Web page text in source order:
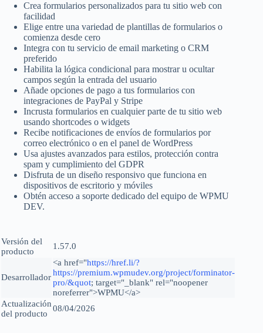
Crea formularios personalizados para tu sitio web con
facilidad
Elige entre una variedad de plantillas de formularios o
comienza desde cero
Integra con tu servicio de email marketing o CRM
preferido
Habilita la lógica condicional para mostrar u ocultar
campos según la entrada del usuario
Añade opciones de pago a tus formularios con
integraciones de PayPal y Stripe
Incrusta formularios en cualquier parte de tu sitio web
usando shortcodes o widgets
Recibe notificaciones de envíos de formularios por
correo electrónico o en el panel de WordPress
Usa ajustes avanzados para estilos, protección contra
spam y cumplimiento del GDPR
Disfruta de un diseño responsivo que funciona en
dispositivos de escritorio y móviles
Obtén acceso a soporte dedicado del equipo de WPMU
DEV.
Versión del
producto
1.57.0
Desarrollador
<a href="https://href.li/?
https://premium.wpmudev.org/project/forminator-
pro/&quot; target="_blank" rel="noopener
noreferrer">WPMU</a>
Actualización
del producto
08/04/2026